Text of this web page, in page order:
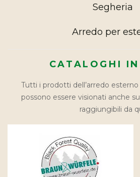
Segheria
Arredo per
CATALOGHI IN
Tutti i prodotti dell’arredo
possono essere visionati anche
raggiungibili da